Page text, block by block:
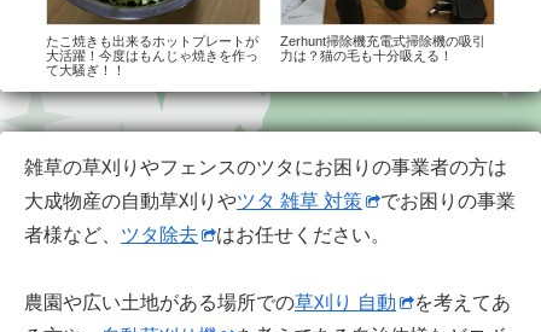
たこ焼きも出来るホットプレートが
大活躍！今度はもんじゃ焼きを作っ
て大騒ぎ！！
Zerhunt掃除機充電式掃除機の吸引
力は？猫の毛も十分吸える！
雑草の草刈りやフェンスのツタにお困りの事業者の方は
大成物産の自動草刈りやツタ 雑草 対策
でお困りの事業
者様など、 ツタ除去 はお任せください。
農園や広い土地がある場所での草刈り 自動
を考えてあ